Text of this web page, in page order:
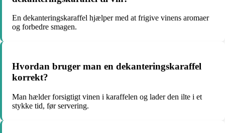
En dekanteringskaraffel hjælper med at frigive vinens aromaer
og forbedre smagen.
Hvordan bruger man en dekanteringskaraffel
korrekt?
Man hælder forsigtigt vinen i karaffelen og lader den ilte i et
stykke tid, før servering.